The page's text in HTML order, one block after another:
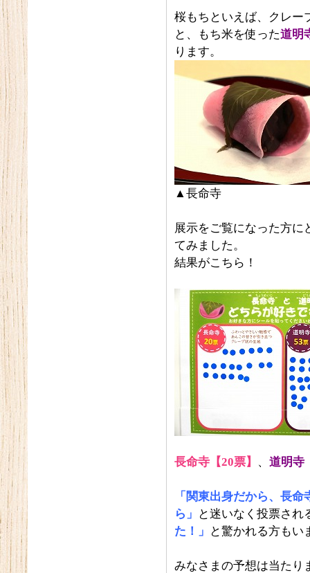
桜もちといえば、クレー
と、もち米を使った道明
ります。
▲長命寺
展示をご覧になった方に
てみました。
結果がこちら！
長命寺【20票】 、 道明寺
「関東出身だから、長
ら」
と迷いなく投票され
た！」
と驚かれる方もい
みなさまの予想は当たり